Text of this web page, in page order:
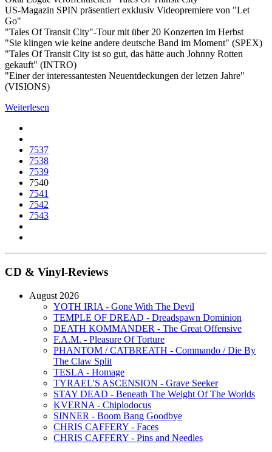
US-Magazin SPIN präsentiert exklusiv Videopremiere von "Let
Go"
"Tales Of Transit City"-Tour mit über 20 Konzerten im Herbst
"Sie klingen wie keine andere deutsche Band im Moment" (SPEX)
"Tales Of Transit City ist so gut, das hätte auch Johnny Rotten
gekauft" (INTRO)
"Einer der interessantesten Neuentdeckungen der letzen Jahre"
(VISIONS)
Weiterlesen
7537
7538
7539
7540
7541
7542
7543
CD & Vinyl-Reviews
August 2026
YOTH IRIA - Gone With The Devil
TEMPLE OF DREAD - Dreadspawn Dominion
DEATH KOMMANDER - The Great Offensive
F.A.M. - Pleasure Of Torture
PHANTOM / CATBREATH - Commando / Die By
The Claw Split
TESLA - Homage
TYRAEL'S ASCENSION - Grave Seeker
STAY DEAD - Beneath The Weight Of The Worlds
KVERNA - Chiplodocus
SINNER - Boom Bang Goodbye
CHRIS CAFFERY - Faces
CHRIS CAFFERY - Pins and Needles